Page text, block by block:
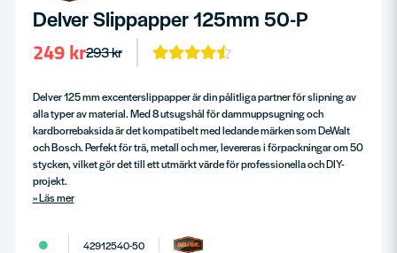
Delver Slippapper 125mm 50-P
293 kr
249 kr
Delver 125 mm excenterslippapper är din pålitliga partner för slipning av
alla typer av material. Med 8 utsugshål för dammuppsugning och
kardborrebaksida är det kompatibelt med ledande märken som DeWalt
och Bosch. Perfekt för trä, metall och mer, levereras i förpackningar om 50
stycken, vilket gör det till ett utmärkt värde för professionella och DIY-
projekt.
Läs mer
42912540-50